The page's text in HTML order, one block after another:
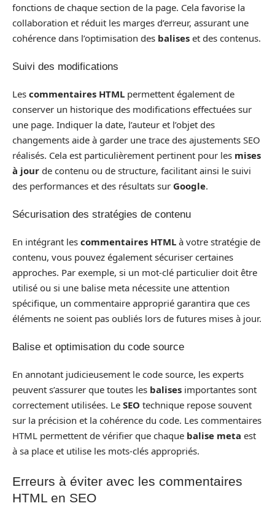
fonctions de chaque section de la page. Cela favorise la
collaboration et réduit les marges d’erreur, assurant une
cohérence dans l’optimisation des balises et des contenus.
Suivi des modifications
Les commentaires HTML permettent également de
conserver un historique des modifications effectuées sur
une page. Indiquer la date, l’auteur et l’objet des
changements aide à garder une trace des ajustements SEO
réalisés. Cela est particulièrement pertinent pour les mises
à jour de contenu ou de structure, facilitant ainsi le suivi
des performances et des résultats sur Google.
Sécurisation des stratégies de contenu
En intégrant les commentaires HTML à votre stratégie de
contenu, vous pouvez également sécuriser certaines
approches. Par exemple, si un mot-clé particulier doit être
utilisé ou si une balise meta nécessite une attention
spécifique, un commentaire approprié garantira que ces
éléments ne soient pas oubliés lors de futures mises à jour.
Balise et optimisation du code source
En annotant judicieusement le code source, les experts
peuvent s’assurer que toutes les balises importantes sont
correctement utilisées. Le SEO technique repose souvent
sur la précision et la cohérence du code. Les commentaires
HTML permettent de vérifier que chaque balise meta est
à sa place et utilise les mots-clés appropriés.
Erreurs à éviter avec les commentaires
HTML en SEO